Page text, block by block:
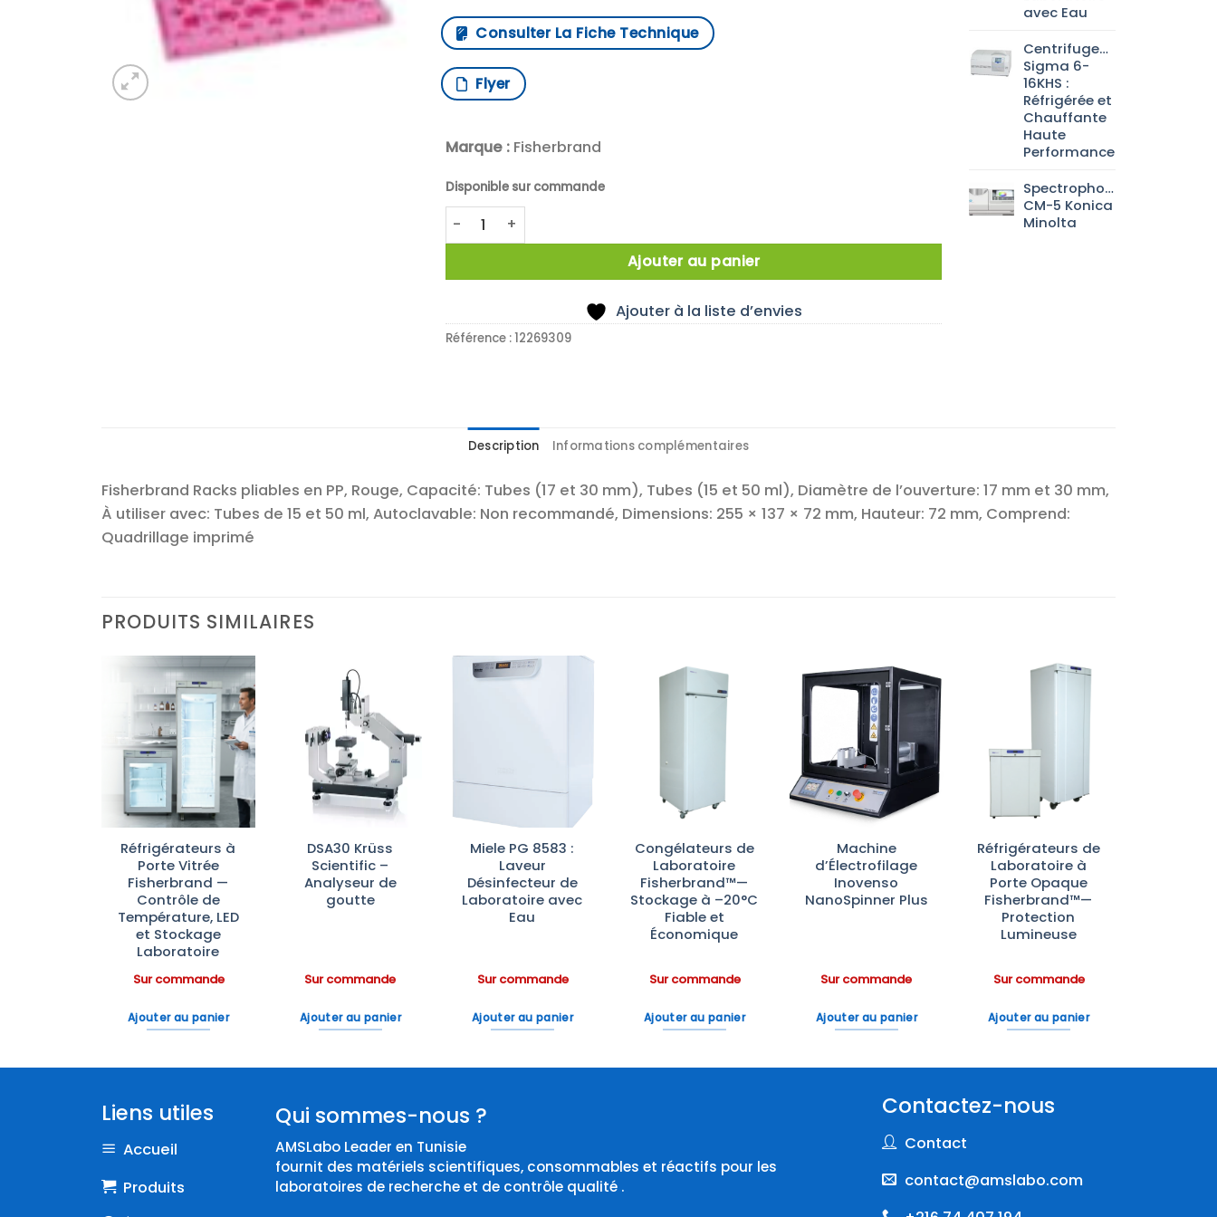
Consulter La Fiche Technique
Flyer
Marque :Fisherbrand
Disponible sur commande
quantité de X2 PORTOIR PLIABLE TUBE 15/50ML RO
Ajouter au panier
Ajouter à la liste d’envies
Référence :12269309
avec Eau
Centrifugeuse
Sigma 6-
16KHS :
Réfrigérée et
Chauffante
Haute
Performance
Spectrophotomètre
CM-5 Konica
Minolta
Description Informations complémentaires
Fisherbrand Racks pliables en PP, Rouge, Capacité: Tubes (17 et 30 mm), Tubes (15 et 50 ml), Diamètre de l’ouverture: 17 mm et 30 mm,
À utiliser avec: Tubes de 15 et 50 ml, Autoclavable: Non recommandé, Dimensions: 255 × 137 × 72 mm, Hauteur: 72 mm, Comprend:
Quadrillage imprimé
PRODUITS SIMILAIRES
Ajouter
à la liste
d’envies
Réfrigérateurs à
Porte Vitrée
Fisherbrand —
Contrôle de
Température, LED
et Stockage
Laboratoire
Sur commande
Ajouter au panier
Ajouter
à la liste
d’envies
DSA30 Krüss
Scientific –
Analyseur de
goutte
Sur commande
Ajouter au panier
Miele PG 8583 :
Laveur
Désinfecteur de
Laboratoire avec
Eau
Sur commande
Ajouter au panier
Congélateurs de
Laboratoire
Fisherbrand™—
Stockage à –20°C
Fiable et
Économique
Sur commande
Ajouter au panier
Ajouter
à la liste
d’envies
Machine
d’Électrofilage
Inovenso
NanoSpinner Plus
Sur commande
Ajouter au panier
Réfrigérateurs de
Laboratoire à
Porte Opaque
Fisherbrand™—
Protection
Lumineuse
Sur commande
Ajouter au panier
Liens utiles
Accueil
Produits
Qui sommes-nous ?
AMSLabo Leader en Tunisie
fournit des matériels scientifiques, consommables et réactifs pour les
laboratoires de recherche et de contrôle qualité .
Contactez-nous
Contact
contact@amslabo.com